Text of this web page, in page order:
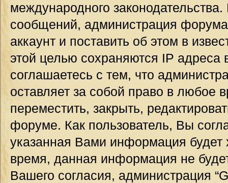
международного
сообщений, администрация
аккаунт и поставить об этом в
этой целью сохраняются IP
соглашаетесь с тем, что
оставляет за собой право в любое
переместить, закрыть,
форуме. Как пользователь, Вы
указанная Вами информация будет
время, данная информация не
Вашего согласия, администрация